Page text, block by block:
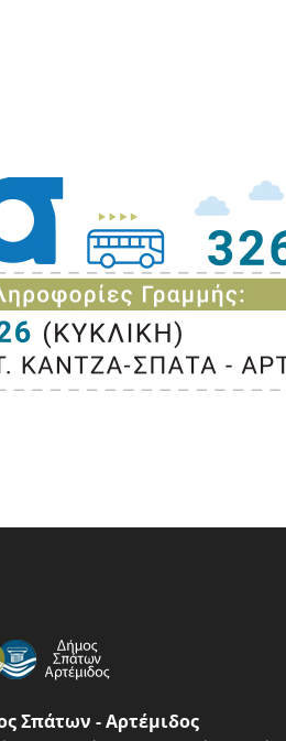
Σπάτων - Αρτέμιδος